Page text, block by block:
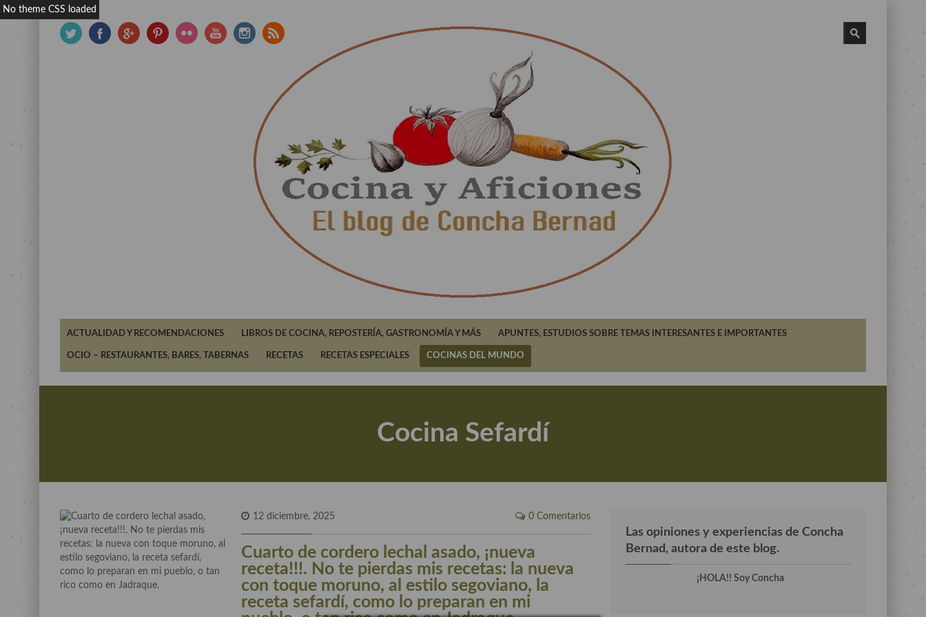
ACTUALIDAD Y RECOMENDACIONES LIBROS DE COCINA, REPOSTERÍA, GASTRONOMÍA Y MÁS APUNTES, ESTUDIOS SOBRE TEMAS INTERESANTES E IMPORTANTES
OCIO – RESTAURANTES, BARES, TABERNAS RECETAS RECETAS ESPECIALES COCINAS DEL MUNDO
Cocina Sefardí
12 diciembre, 2025 0 Comentarios
Cuarto de cordero lechal asado, ¡nueva
receta!!!. No te pierdas mis recetas: la nueva
con toque moruno, al estilo segoviano, la
receta sefardí, como lo preparan en mi
Las opiniones y experiencias de Concha
Bernad, autora de este blog.
¡HOLA!! Soy Concha
No theme CSS loaded